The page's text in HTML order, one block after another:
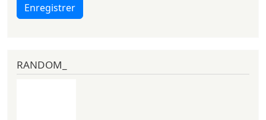
Enregistrer
RANDOM_